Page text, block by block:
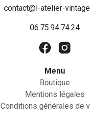
contact@l-atelier-
06.75.94.74.24
Menu
Boutique
Mentions légales
Conditions générales de